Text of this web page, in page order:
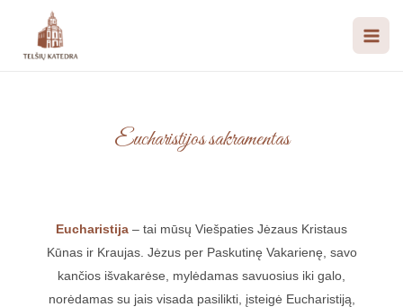
Eucharistijos sakramentas
Eucharistija – tai mūsų Viešpaties Jėzaus Kristaus
Kūnas ir Kraujas. Jėzus per Paskutinę Vakarienę, savo
kančios išvakarėse, mylėdamas savuosius iki galo,
norėdamas su jais visada pasilikti, įsteigė Eucharistiją,